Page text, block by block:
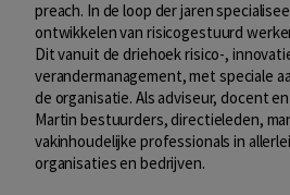
preach. In de loop der jaren
ontwikkelen van risicogestuurd
Dit vanuit de driehoek risico-,
verandermanagement, met speciale
de organisatie. Als adviseur, docent
Martin bestuurders, directieleden,
vakinhoudelijke professionals in
organisaties en bedrijven.